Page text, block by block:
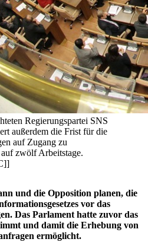
Regierungspartei SNS
außerdem die Frist für die
auf Zugang zu
zwölf Arbeitstage.
und die Opposition planen, die
vor das
Das Parlament hatte zuvor das
und damit die Erhebung von
ermöglicht.